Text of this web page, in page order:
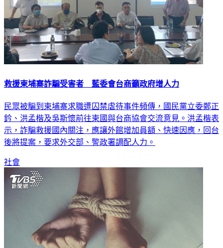
救援柬埔寨詐騙受害者 藍委會台商籲政府增人力
民眾被騙到柬埔寨求職遭囚禁虐待事件頻傳，國民黨立委鄭正
鈐、洪孟楷及吳斯懷前往柬國與台商協會交流意見。洪孟楷表
示，詐騙救援國內關注，應讓外館增加員額、快速因應，回台
後將提案，要求外交部、警政署調配人力。
社會